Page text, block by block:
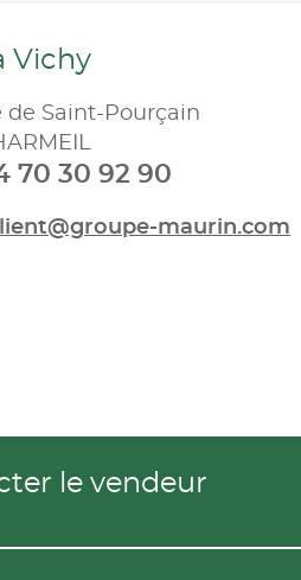
Vichy
de Saint-Pourçain
70 30 92 90
maurin.com
le vendeur